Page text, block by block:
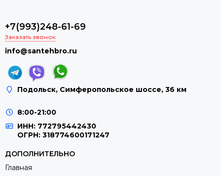
+7(993)248-61-69
Заказать звонок
info@santehbro.ru
Подольск, Симферопольское шоссе, 36 км
8:00-21:00
ИНН: 772795442430
ОГРН: 318774600171247
ДОПОЛНИТЕЛЬНО
Главная